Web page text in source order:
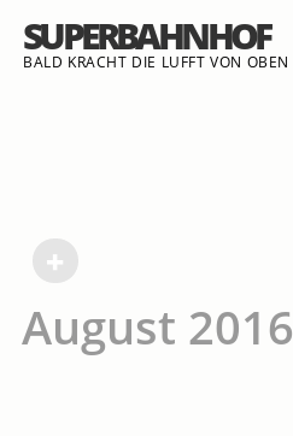
SUPERBAHNHOF
BALD KRACHT DIE LUFFT VON OBEN
+
August 2016